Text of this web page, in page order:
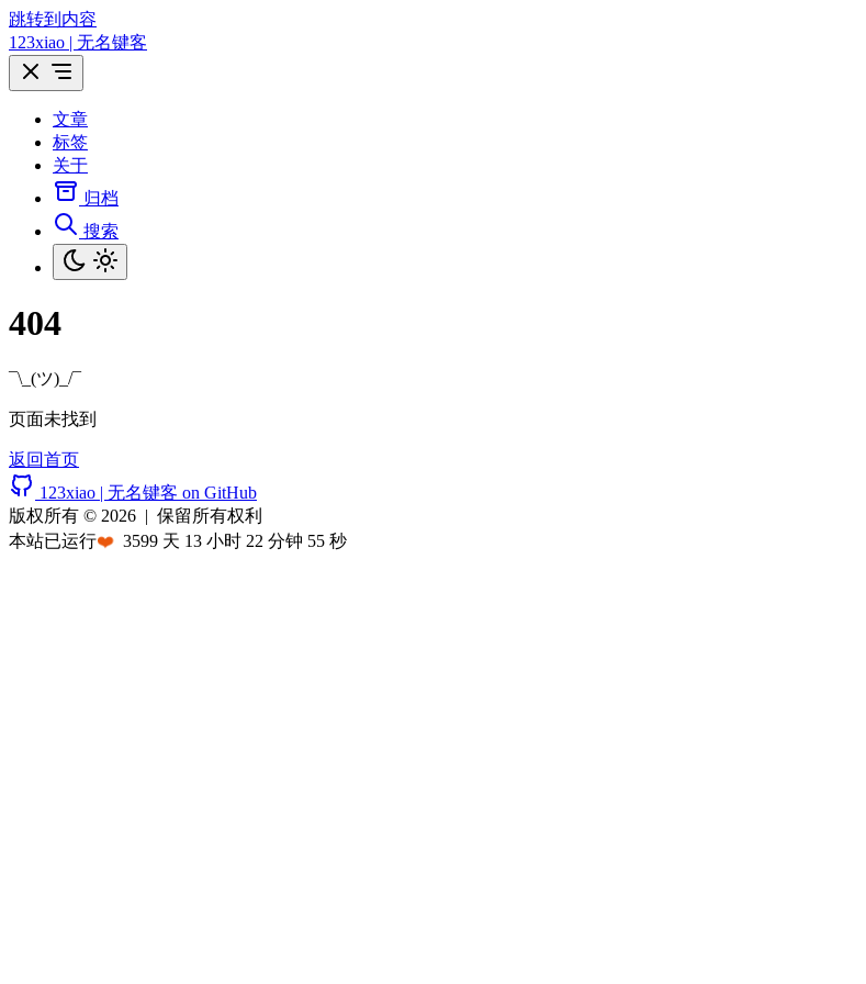
跳转到内容
123xiao | 无名键客
文章
标签
关于
归档
搜索
404
¯\_(ツ)_/¯
页面未找到
返回首页
123xiao | 无名键客 on GitHub
版权所有 © 2026 | 保留所有权利
本站已运行❤️ 3599 天 13 小时 22 分钟 55 秒